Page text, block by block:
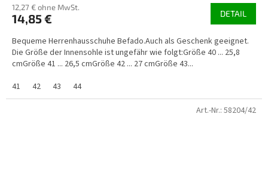
12,27 € ohne MwSt.
14,85 € DETAIL
Bequeme Herrenhausschuhe Befado.Auch als Geschenk geeignet.
Die Größe der Innensohle ist ungefähr wie folgt:Größe 40 ... 25,8
cmGröße 41 ... 26,5 cmGröße 42 ... 27 cmGröße 43...
41
42 43 44
Art.-Nr.: 58204/42